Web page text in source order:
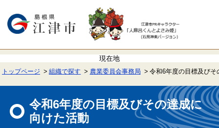
で
ば
本トップページ 組織で探す 農業委員会事務局 令和6年度の目標及びそ
令和6年度の目標及びその達成に
向けた活動